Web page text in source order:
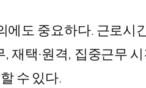
에도 중요하다. 근로
재택·원격, 집중근무
수 있다.